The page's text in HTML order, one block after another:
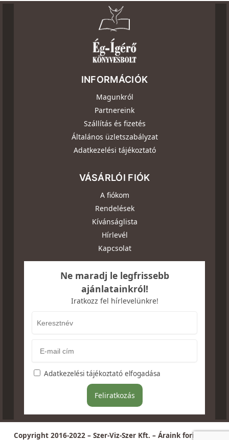
INFORMÁCIÓK
Magunkról
Partnereink
Szállítás és fizetés
Általános üzletszabályzat
Adatkezelési tájékoztató
VÁSÁRLÓI FIÓK
A fiókom
Rendelések
Kívánságlista
Hírlevél
Kapcsolat
Ne maradj le legfrissebb
ajánlatainkról!
Iratkozz fel hírlevelünkre!
Adatkezelési tájékoztató elfogadása
Copyright 2016-2022 – Szer-Viz-Szer Kft. – Áraink forintban